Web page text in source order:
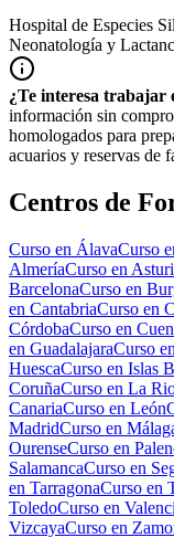
Hospital de Especies
Neonatología y
¿Te interesa trabajar
información sin
homologados para
acuarios y reservas de
Centros de
Curso en ÁlavaCurso
AlmeríaCurso en
BarcelonaCurso en
en CantabriaCurso en
CórdobaCurso en
en GuadalajaraCurso en
HuescaCurso en Islas
CoruñaCurso en La
CanariaCurso en León
MadridCurso en
OurenseCurso en
SalamancaCurso en
en TarragonaCurso en
ToledoCurso en
VizcayaCurso en